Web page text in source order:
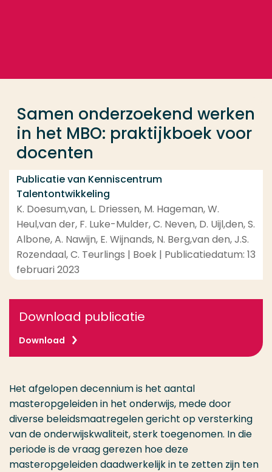
Samen onderzoekend werken
in het MBO: praktijkboek voor
docenten
Publicatie van Kenniscentrum
Talentontwikkeling
K. Doesum,van, L. Driessen, M. Hageman, W.
Heul,van der, F. Luke-Mulder, C. Neven, D. Uijl,den, S.
Albone, A. Nawijn, E. Wijnands, N. Berg,van den, J.S.
Rozendaal, C. Teurlings | Boek | Publicatiedatum: 13
februari 2023
Download publicatie
Download
Het afgelopen decennium is het aantal
masteropgeleiden in het onderwijs, mede door
diverse beleidsmaatregelen gericht op versterking
van de onderwijskwaliteit, sterk toegenomen. In die
periode is de vraag gerezen hoe deze
masteropgeleiden daadwerkelijk in te zetten zijn ten
Contact